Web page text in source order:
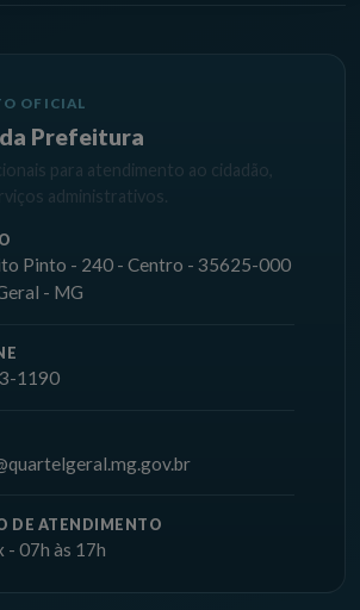
OFICIAL
Prefeitura
para atendimento ao cidadão,
administrativos.
Pinto - 240 - Centro - 35625-000
- MG
1190
DE ATENDIMENTO
- 07h às 17h